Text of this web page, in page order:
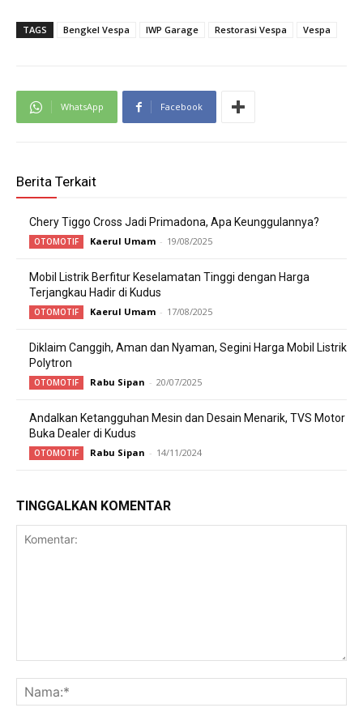
TAGS Bengkel Vespa IWP Garage Restorasi Vespa Vespa
WhatsApp Facebook
Berita Terkait
Chery Tiggo Cross Jadi Primadona, Apa Keunggulannya?
OTOMOTIF Kaerul Umam - 19/08/2025
Mobil Listrik Berfitur Keselamatan Tinggi dengan Harga
Terjangkau Hadir di Kudus
OTOMOTIF Kaerul Umam - 17/08/2025
Diklaim Canggih, Aman dan Nyaman, Segini Harga Mobil Listrik
Polytron
OTOMOTIF Rabu Sipan - 20/07/2025
Andalkan Ketangguhan Mesin dan Desain Menarik, TVS Motor
Buka Dealer di Kudus
OTOMOTIF Rabu Sipan - 14/11/2024
TINGGALKAN KOMENTAR